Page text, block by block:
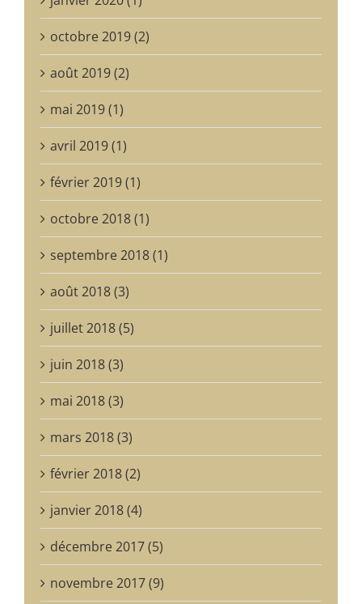
octobre 2019 (2)
août 2019 (2)
mai 2019 (1)
avril 2019 (1)
février 2019 (1)
octobre 2018 (1)
septembre 2018 (1)
août 2018 (3)
juillet 2018 (5)
juin 2018 (3)
mai 2018 (3)
mars 2018 (3)
février 2018 (2)
janvier 2018 (4)
décembre 2017 (5)
novembre 2017 (9)